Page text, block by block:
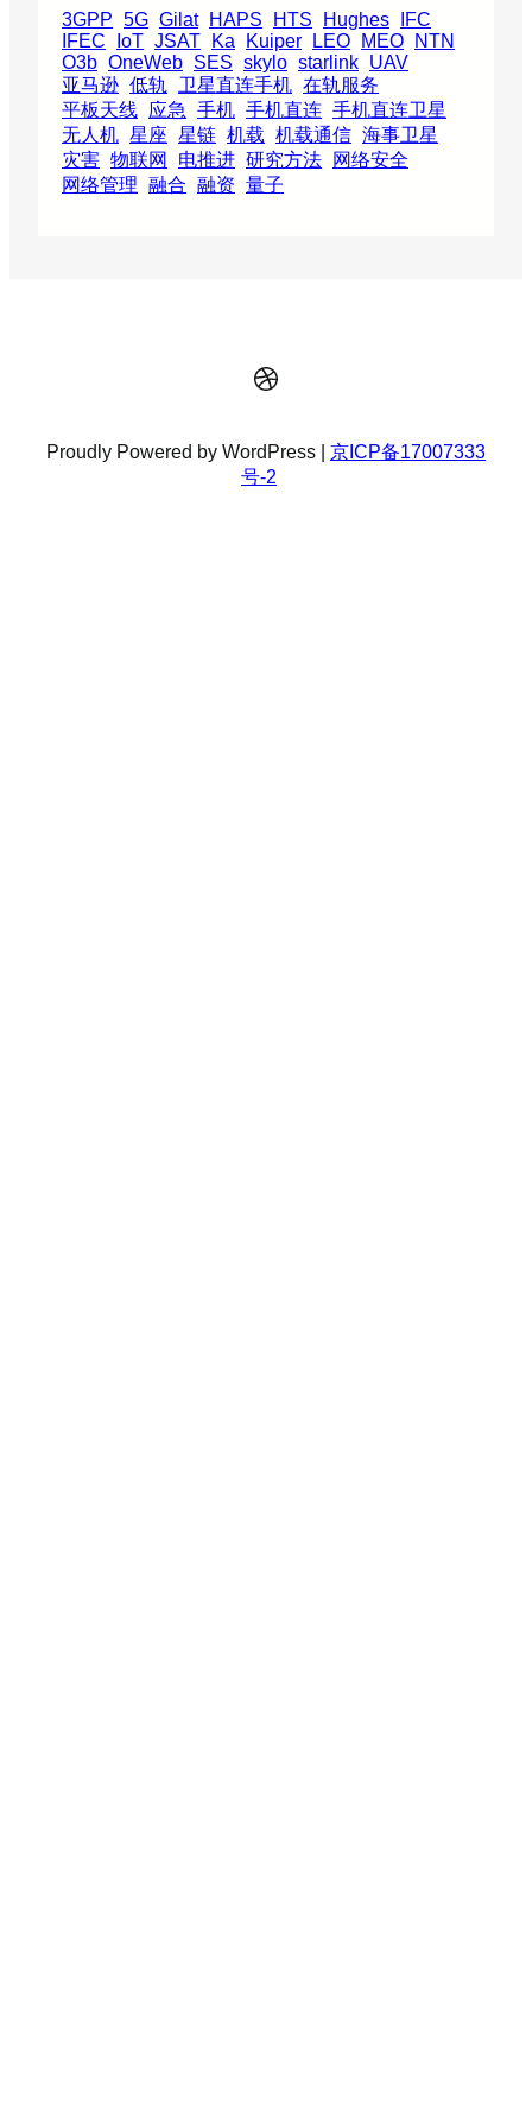
3GPP 5G Gilat HAPS HTS Hughes
IFC
IFEC
IoT JSAT Ka Kuiper LEO MEO
NTN
O3b OneWeb SES skylo starlink UAV
亚马逊 低轨 卫星直连手机 在轨服务
平板天线 应急 手机 手机直连 手机直连卫星
无人机 星座 星链 机载 机载通信 海事卫星
灾害 物联网 电推进 研究方法
网络安全
网络管理 融合 融资 量子
Dribbble
Proudly Powered by WordPress | 京ICP备17007333
号-2